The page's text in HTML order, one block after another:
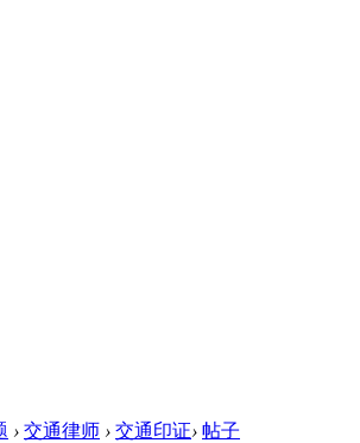
› 交通律师 › 交通印证› 帖子